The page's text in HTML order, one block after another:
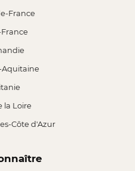
France
Aquitaine
la Loire
Côte d'Azur